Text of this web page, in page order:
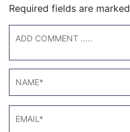
Required fields are marked